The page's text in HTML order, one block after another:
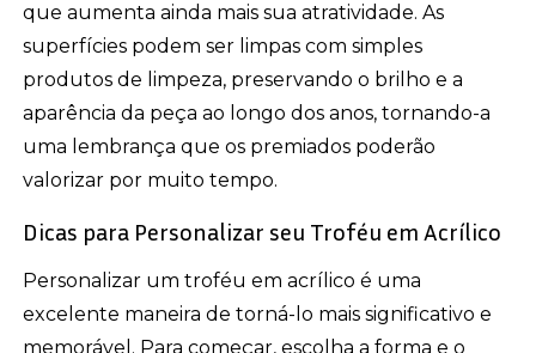
que aumenta ainda mais sua atratividade. As
superfícies podem ser limpas com simples
produtos de limpeza, preservando o brilho e a
aparência da peça ao longo dos anos, tornando-a
uma lembrança que os premiados poderão
valorizar por muito tempo.
Dicas para Personalizar seu Troféu em Acrílico
Personalizar um troféu em acrílico é uma
excelente maneira de torná-lo mais significativo e
memorável. Para começar, escolha a forma e o